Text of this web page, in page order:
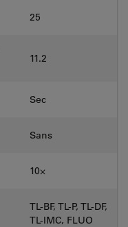
25
11.2
Sec
Sans
10⨉
TL-BF, TL-P, TL-DF,
TL-IMC, FLUO